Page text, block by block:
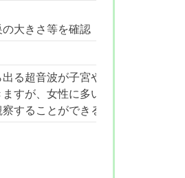
大きさ等を確認
る超音波が子宮や卵巣に反射し
すが、女性に多い子宮筋腫・子
することができるため、これらの